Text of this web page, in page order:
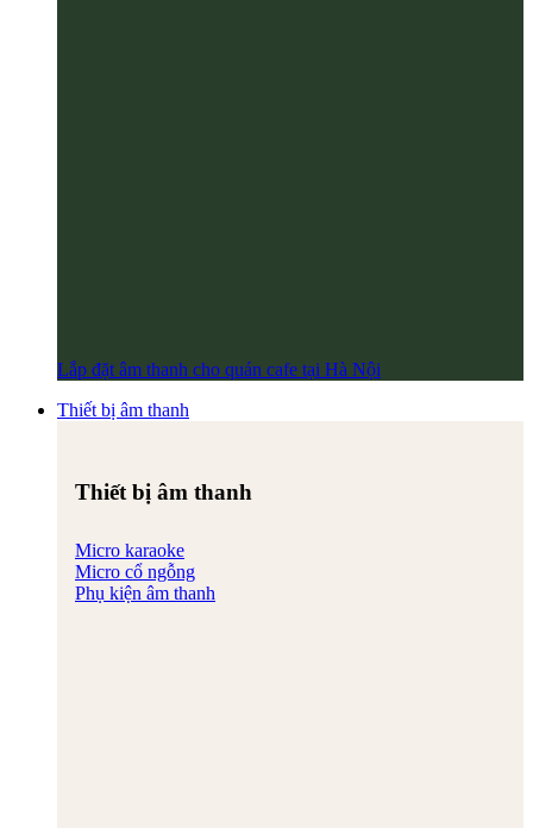
Lắp đặt âm thanh cho quán cafe tại Hà Nội
Thiết bị âm thanh
Thiết bị âm thanh
Micro karaoke
Micro cổ ngỗng
Phụ kiện âm thanh